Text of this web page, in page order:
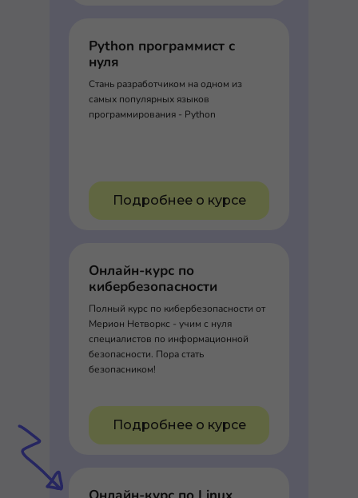
Python программист с
нуля
Стань разработчиком на одном из
самых популярных языков
программирования - Python
Подробнее о курсе
Онлайн-курс по
кибербезопасности
Полный курс по кибербезопасности от
Мерион Нетворкс - учим с нуля
специалистов по информационной
безопасности. Пора стать
безопасником!
Подробнее о курсе